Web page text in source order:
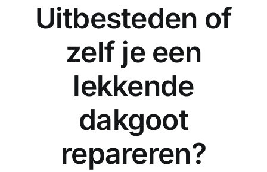
Uitbesteden of
zelf je een
lekkende
dakgoot
repareren?